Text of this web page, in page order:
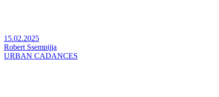
15.02.2025
Robert Ssempijja
URBAN CADANCES